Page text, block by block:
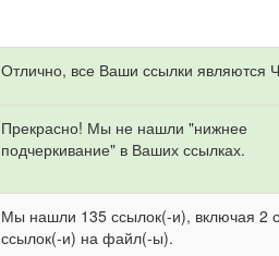
Отлично, все Ваши ссылки являются
Прекрасно! Мы не нашли "нижнее
подчеркивание" в Ваших ссылках.
Мы нашли 135 ссылок(-и), включая 2
ссылок(-и) на файл(-ы).